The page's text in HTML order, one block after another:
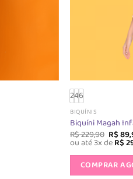
246
BIQUÍNIS
Biquíni Magah
R$229,90 O
preço
era:
R$
R$
ou até 3x deR$
COMPRAR